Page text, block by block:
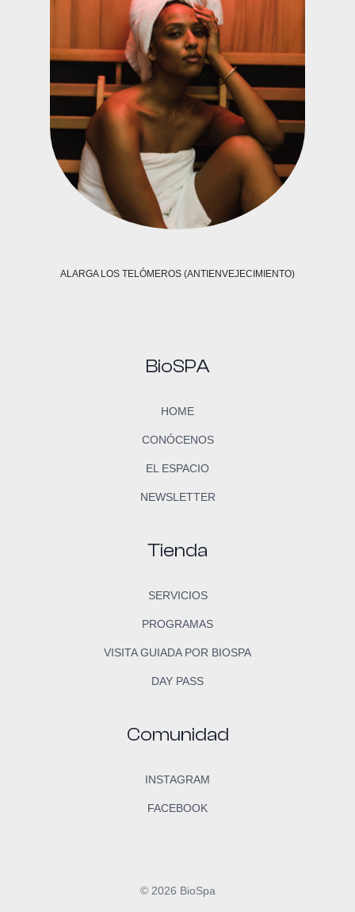
ALARGA LOS TELÓMEROS (ANTIENVEJECIMIENTO)
BioSPA
HOME
CONÓCENOS
EL ESPACIO
NEWSLETTER
Tienda
SERVICIOS
PROGRAMAS
VISITA GUIADA POR BIOSPA
DAY PASS
Comunidad
INSTAGRAM
FACEBOOK
© 2026 BioSpa